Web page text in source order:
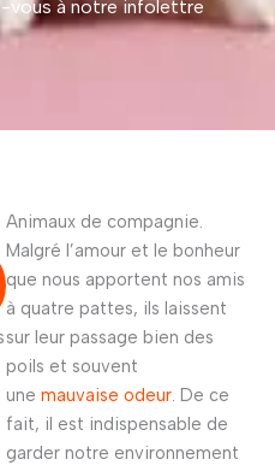
vous à notre infolettre
Animaux de compagnie.
Malgré l’amour et le bonheur
que nous apportent nos amis
à quatre pattes, ils laissent
sur leur passage bien des
poils et souvent
une mauvaise odeur. De ce
fait, il est indispensable de
garder notre environnement